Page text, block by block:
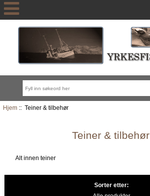
Hjem:: Teiner & tilbehør
Teiner & tilbehør
Alt innen teiner
Sorter etter: